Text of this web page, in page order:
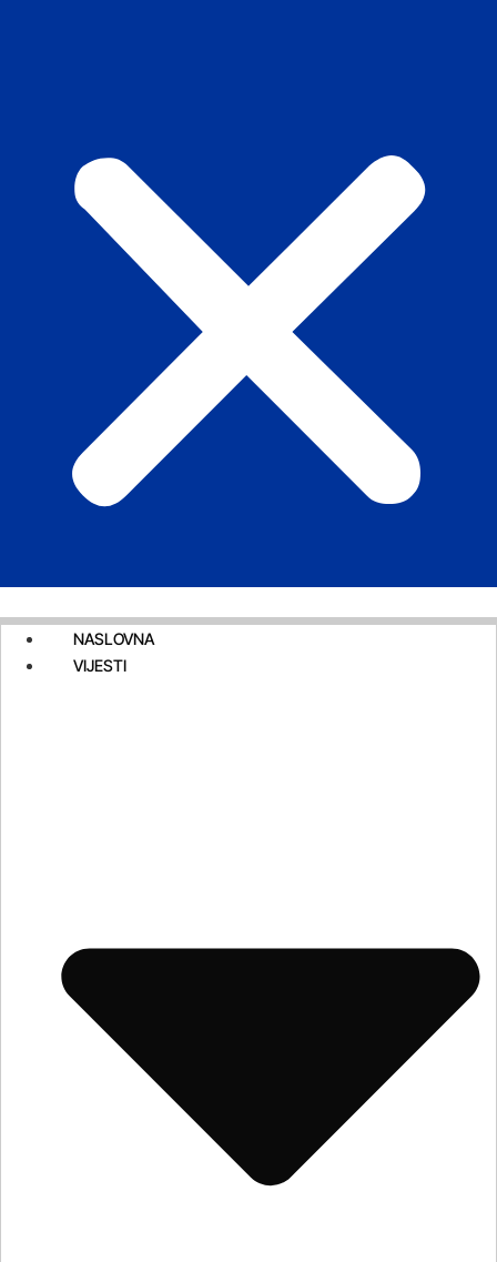
NASLOVNA
VIJESTI